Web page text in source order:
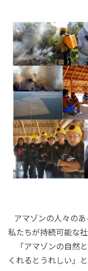
アマゾンの人々の
私たちが持続可能な
「アマゾンの自然
くれるとうれしい」